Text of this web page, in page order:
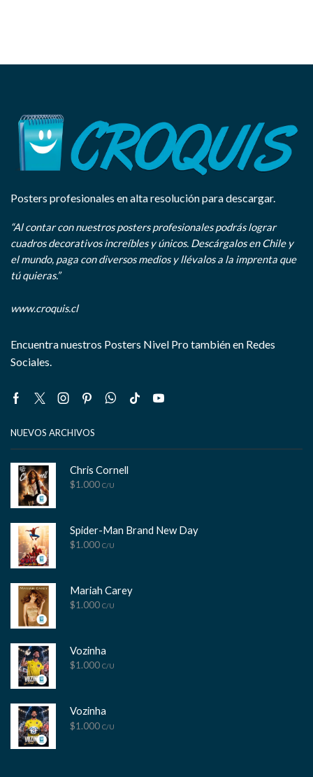
Posters profesionales en alta resolución para descargar.
“Al contar con nuestros posters profesionales podrás lograr
cuadros decorativos increíbles y únicos. Descárgalos en Chile y
el mundo, paga con diversos medios y llévalos a la imprenta que
tú quieras.”
www.croquis.cl
Encuentra nuestros Posters Nivel Pro también en Redes
Sociales.
Facebook
TwitterInstagram
PinterestWhatsapp
Tik- Youtube
NUEVOS ARCHIVOS
Chris Cornell
$1.000 C/U
Spider-Man Brand New Day
$1.000 C/U
Mariah Carey
$1.000 C/U
Vozinha
$1.000 C/U
Vozinha
$1.000 C/U